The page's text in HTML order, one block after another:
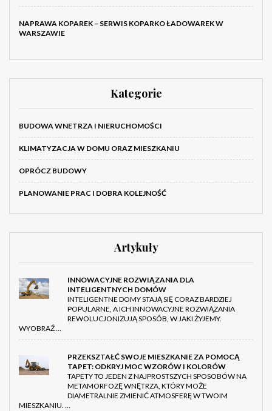
NAPRAWA KOPAREK – SERWIS KOPARKO ŁADOWAREK W
WARSZAWIE
Kategorie
BUDOWA WNETRZA I NIERUCHOMOŚCI
KLIMATYZACJA W DOMU ORAZ MIESZKANIU
OPRÓCZ BUDOWY
PLANOWANIE PRAC I DOBRA KOLEJNOŚĆ
Artykuły
INNOWACYJNE ROZWIĄZANIA DLA
INTELIGENTNYCH DOMÓW
INTELIGENTNE DOMY STAJĄ SIĘ CORAZ BARDZIEJ
POPULARNE, A ICH INNOWACYJNE ROZWIĄZANIA
REWOLUCJONIZUJĄ SPOSÓB, W JAKI ŻYJEMY.
WYOBRAŹ …
PRZEKSZTAŁĆ SWOJE MIESZKANIE ZA POMOCĄ
TAPET: ODKRYJ MOC WZORÓW I KOLORÓW
TAPETY TO JEDEN Z NAJPROSTSZYCH SPOSOBÓW NA
METAMORFOZĘ WNĘTRZA, KTÓRY MOŻE
DIAMETRALNIE ZMIENIĆ ATMOSFERĘ W TWOIM
MIESZKANIU. …